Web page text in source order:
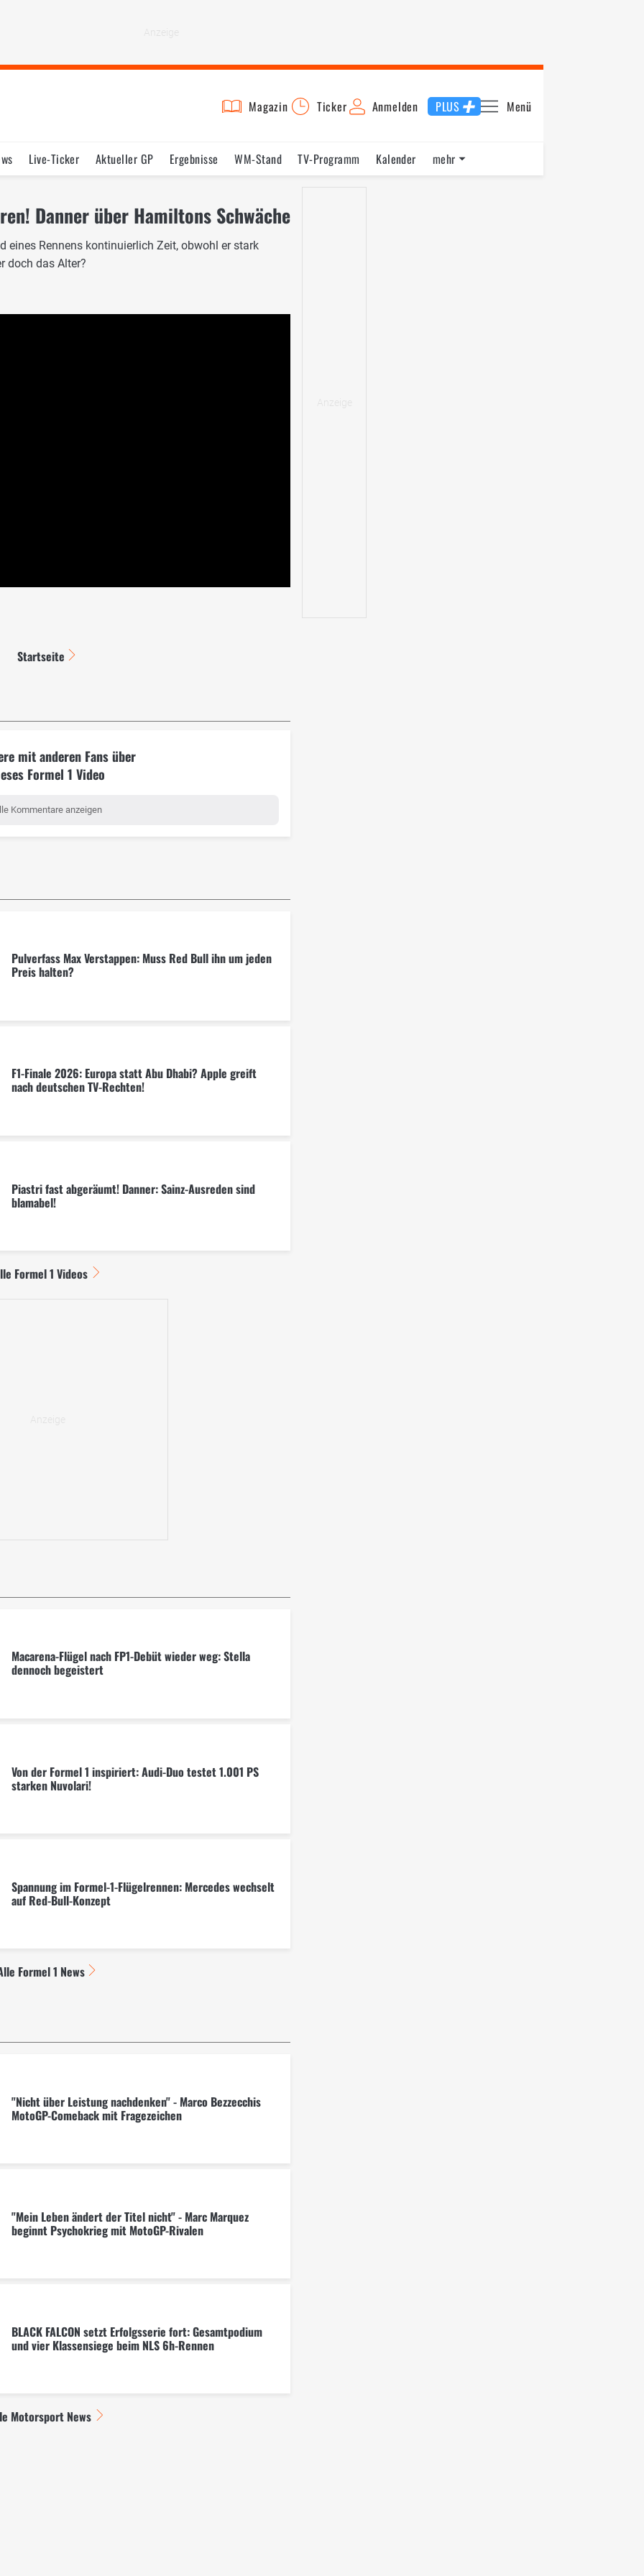
Magazin Ticker Anmelden PLUS Menü
Live-Ticker Aktueller GP Ergebnisse WM-Stand TV-Programm
Kalender
mehr
Danner über Hamiltons Schwäche
eines Rennens kontinuierlich Zeit, obwohl er stark
doch das Alter?
Startseite
mit anderen Fans über
Formel 1 Video
Kommentare anzeigen
Pulverfass Max Verstappen: Muss Red Bull ihn um jeden
Preis halten?
F1-Finale 2026: Europa statt Abu Dhabi? Apple greift
nach deutschen TV-Rechten!
Piastri fast abgeräumt! Danner: Sainz-Ausreden sind
blamabel!
Formel 1 Videos
Macarena-Flügel nach FP1-Debüt wieder weg: Stella
dennoch begeistert
Von der Formel 1 inspiriert: Audi-Duo testet 1.001 PS
starken Nuvolari!
Spannung im Formel-1-Flügelrennen: Mercedes wechselt
auf Red-Bull-Konzept
Formel 1 News
"Nicht über Leistung nachdenken" - Marco Bezzecchis
MotoGP-Comeback mit Fragezeichen
"Mein Leben ändert der Titel nicht" - Marc Marquez
beginnt Psychokrieg mit MotoGP-Rivalen
BLACK FALCON setzt Erfolgsserie fort: Gesamtpodium
und vier Klassensiege beim NLS 6h-Rennen
Motorsport News